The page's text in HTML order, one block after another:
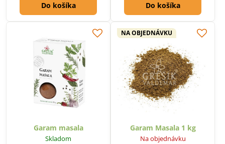
Do košíka Do košíka
Garam masala
Skladom
NA OBJEDNÁVKU
Garam Masala 1 kg
Na objednávku